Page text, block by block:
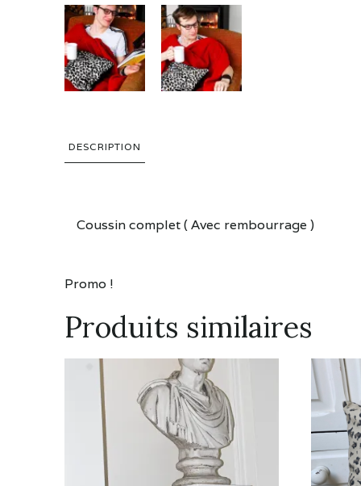
Promo !
DESCRIPTION
Description
Coussin complet ( Avec rembourrage )
Produits similaires
produit
plusieurs
variations.
Ce
produit
a
Les